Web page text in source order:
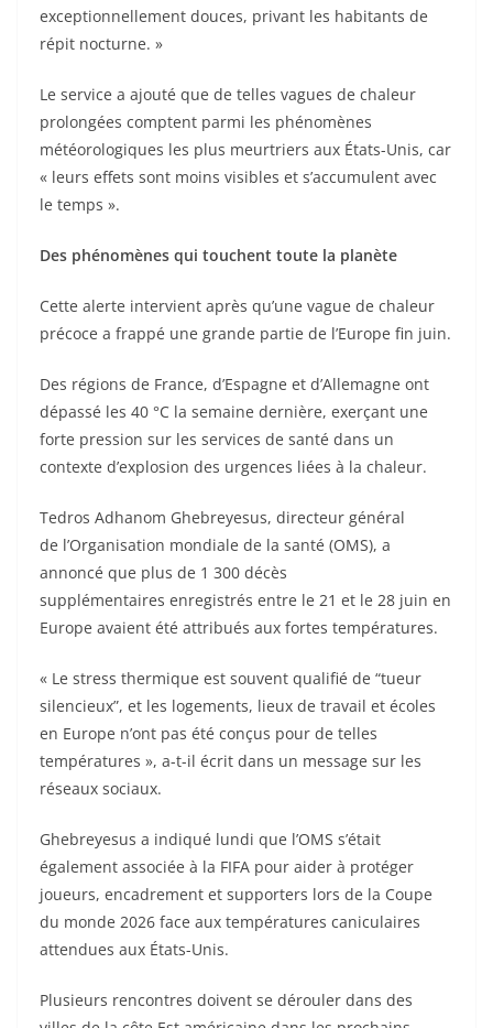
exceptionnellement douces, privant les habitants de
répit nocturne. »
Le service a ajouté que de telles vagues de chaleur
prolongées comptent parmi les phénomènes
météorologiques les plus meurtriers aux États-Unis, car
« leurs effets sont moins visibles et s’accumulent avec
le temps ».
Des phénomènes qui touchent toute la planète
Cette alerte intervient après qu’une vague de chaleur
précoce a frappé une grande partie de l’Europe fin juin.
Des régions de France, d’Espagne et d’Allemagne ont
dépassé les 40 °C la semaine dernière, exerçant une
forte pression sur les services de santé dans un
contexte d’explosion des urgences liées à la chaleur.
Tedros Adhanom Ghebreyesus, directeur général
de l’Organisation mondiale de la santé (OMS), a
annoncé que plus de 1 300 décès
supplémentaires enregistrés entre le 21 et le 28 juin en
Europe avaient été attribués aux fortes températures.
« Le stress thermique est souvent qualifié de “tueur
silencieux”, et les logements, lieux de travail et écoles
en Europe n’ont pas été conçus pour de telles
températures », a-t-il écrit dans un message sur les
réseaux sociaux.
Ghebreyesus a indiqué lundi que l’OMS s’était
également associée à la FIFA pour aider à protéger
joueurs, encadrement et supporters lors de la Coupe
du monde 2026 face aux températures caniculaires
attendues aux États-Unis.
Plusieurs rencontres doivent se dérouler dans des